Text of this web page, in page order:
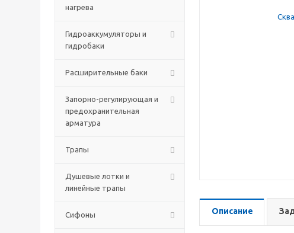
нагрева
Гидроаккумуляторы и
гидробаки
Расширительные баки
Запорно-регулирующая и
предохранительная
арматура
Трапы
Душевые лотки и
линейные трапы
Сифоны Описание